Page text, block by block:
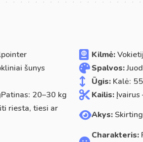
Kilmė:
šunys Spalvos:
Ūgis:Kalė:
20–30 kg Kailis:Įvairus
riesta, tiesi ar
Akys:
Charakteris: